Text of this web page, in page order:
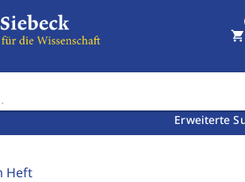
Erweiterte
shopping_cart
Heft